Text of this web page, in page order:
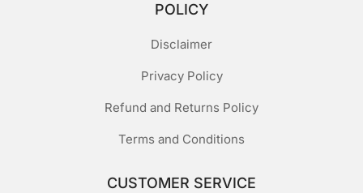
POLICY
Disclaimer
Privacy Policy
Refund and Returns Policy
Terms and Conditions
CUSTOMER SERVICE